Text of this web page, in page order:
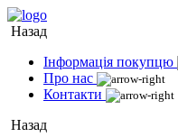
Назад
Інформація покупцю
Про нас
Контакти
Назад